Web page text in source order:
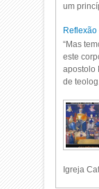
um
Reflexão
“Mas
este
apostolo
de
Igreja